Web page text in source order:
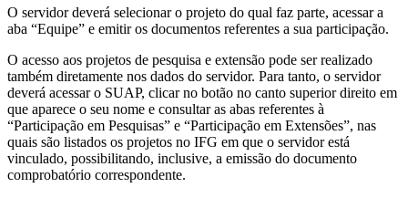
O servidor deverá selecionar o projeto do qual faz parte, acessar a
aba “Equipe” e emitir os documentos referentes a sua participação.
O acesso aos projetos de pesquisa e extensão pode ser realizado
também diretamente nos dados do servidor. Para tanto, o servidor
deverá acessar o SUAP, clicar no botão no canto superior direito em
que aparece o seu nome e consultar as abas referentes à
“Participação em Pesquisas” e “Participação em Extensões”, nas
quais são listados os projetos no IFG em que o servidor está
vinculado, possibilitando, inclusive, a emissão do documento
comprobatório correspondente.